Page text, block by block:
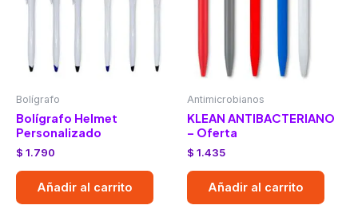
Bolígrafo
Bolígrafo Helmet
Personalizado
$ 1.790
Añadir al carrito
Antimicrobianos
KLEAN ANTIBACTERIANO
– Oferta
$ 1.435
Añadir al carrito